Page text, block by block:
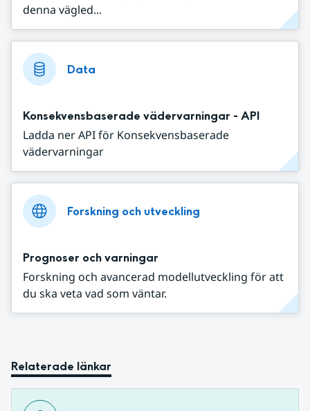
denna vägled...
Data
Konsekvensbaserade vädervarningar - API
Ladda ner API för Konsekvensbaserade
vädervarningar
Forskning och utveckling
Prognoser och varningar
Forskning och avancerad modellutveckling för att
du ska veta vad som väntar.
Relaterade länkar